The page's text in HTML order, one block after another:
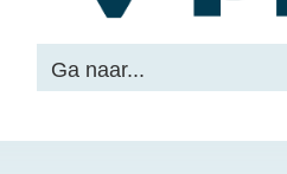
Ga naar...